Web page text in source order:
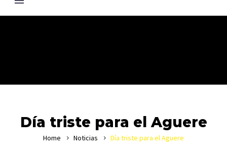
Día triste para el Aguere
Home Noticias Día triste para el Aguere